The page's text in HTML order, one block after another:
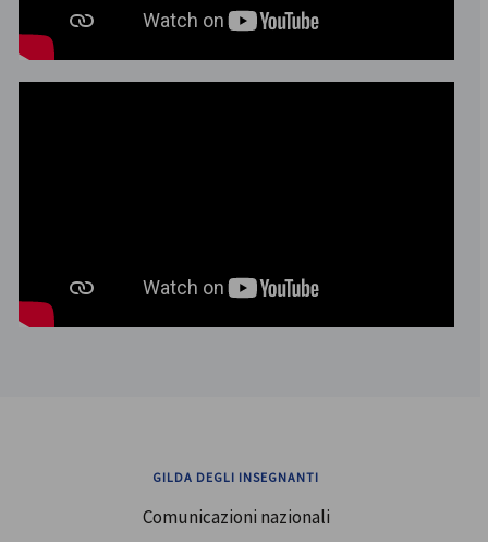
GILDA DEGLI INSEGNANTI
Comunicazioni nazionali